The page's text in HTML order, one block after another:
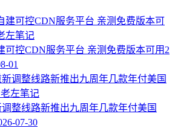
可控CDN服务平台 亲测免费版本可用2
01
调整线路新推出九周年几款年付美国
07-30